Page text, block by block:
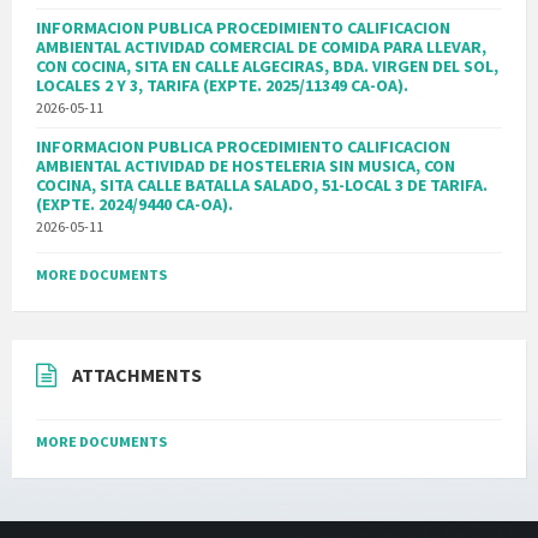
INFORMACION PUBLICA PROCEDIMIENTO CALIFICACION
AMBIENTAL ACTIVIDAD COMERCIAL DE COMIDA PARA LLEVAR,
CON COCINA, SITA EN CALLE ALGECIRAS, BDA. VIRGEN DEL SOL,
LOCALES 2 Y 3, TARIFA (EXPTE. 2025/11349 CA-OA).
2026-05-11
INFORMACION PUBLICA PROCEDIMIENTO CALIFICACION
AMBIENTAL ACTIVIDAD DE HOSTELERIA SIN MUSICA, CON
COCINA, SITA CALLE BATALLA SALADO, 51-LOCAL 3 DE TARIFA.
(EXPTE. 2024/9440 CA-OA).
2026-05-11
MORE DOCUMENTS
ATTACHMENTS
MORE DOCUMENTS